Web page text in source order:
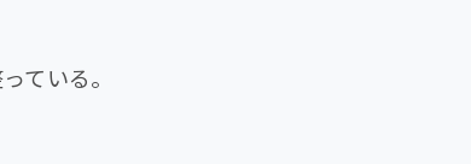
ている。